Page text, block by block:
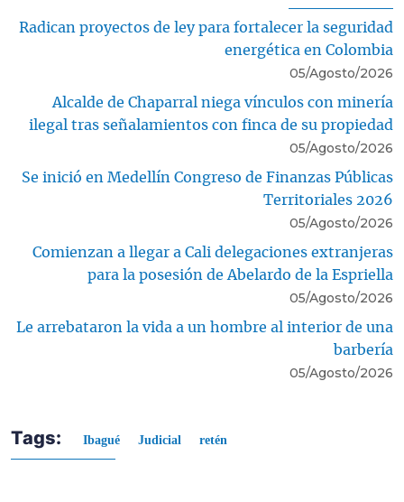
Radican proyectos de ley para fortalecer la seguridad
energética en Colombia
05/Agosto/2026
Alcalde de Chaparral niega vínculos con minería
ilegal tras señalamientos con finca de su propiedad
05/Agosto/2026
Se inició en Medellín Congreso de Finanzas Públicas
Territoriales 2026
05/Agosto/2026
Comienzan a llegar a Cali delegaciones extranjeras
para la posesión de Abelardo de la Espriella
05/Agosto/2026
Le arrebataron la vida a un hombre al interior de una
barbería
05/Agosto/2026
Tags: Ibagué Judicial retén